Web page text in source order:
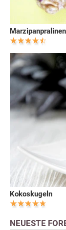
Kokoskugeln
NEUESTE